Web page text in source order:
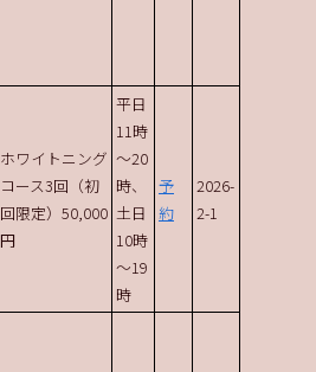
ホワイトニング
コース3回（初
回限定）50,000
円
平日
11時
～20
時、
土日
10時
～19
時
予
約
2026-
2-1